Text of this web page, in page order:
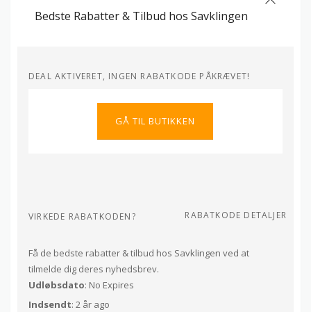
Bedste Rabatter & Tilbud hos Savklingen
DEAL AKTIVERET, INGEN RABATKODE PÅKRÆVET!
GÅ TIL BUTIKKEN
VIRKEDE RABATKODEN? RABATKODE DETALJER
Få de bedste rabatter & tilbud hos Savklingen ved at
tilmelde dig deres nyhedsbrev.
Udløbsdato: No Expires
Indsendt: 2 år ago